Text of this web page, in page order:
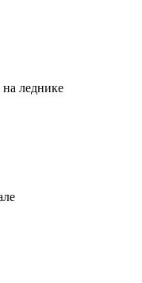
леднике